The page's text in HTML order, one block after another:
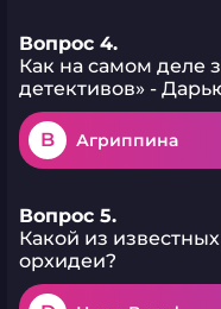
Вопрос 4.
Как на самом деле
детективов» -
B Агриппина
Вопрос 5.
Какой из
орхидеи?